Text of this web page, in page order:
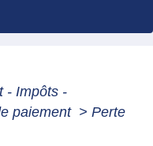
- Impôts -
paiement > Perte